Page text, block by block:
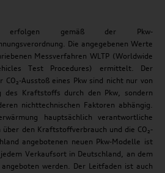
erfolgen gemäß der Pkw-
Die angegebenen Werte
Messverfahren WLTP (Worldwide
Test Procedures) ermittelt. Der
Ausstoß eines Pkw sind nicht nur von
des Kraftstoffs durch den Pkw, sondern
nichttechnischen Faktoren abhängig.
hauptsächlich verantwortliche
über den Kraftstoffverbrauch und die CO₂-
angebotenen neuen Pkw-Modelle ist
Verkaufsort in Deutschland, an dem
werden. Der Leitfaden ist auch